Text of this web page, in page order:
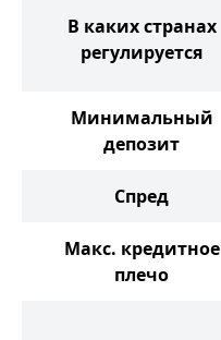
В каких странах
регулируется
Минимальный
депозит
Спред
Макс. кредитное
плечо